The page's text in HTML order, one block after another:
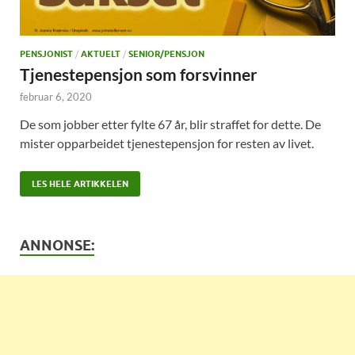
PENSJONIST / AKTUELT / SENIOR/PENSJON
Tjenestepensjon som forsvinner
februar 6, 2020
De som jobber etter fylte 67 år, blir straffet for dette. De
mister opparbeidet tjenestepensjon for resten av livet.
LES HELE ARTIKKELEN
ANNONSE: